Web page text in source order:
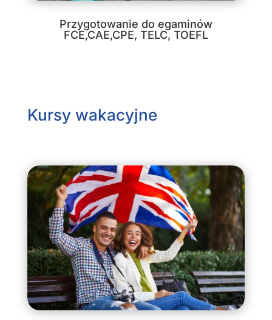
Przygotowanie do egaminów
FCE,CAE,CPE, TELC, TOEFL
Kursy wakacyjne